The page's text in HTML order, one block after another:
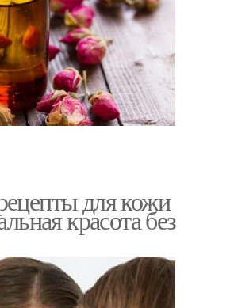
для кожи
красота без